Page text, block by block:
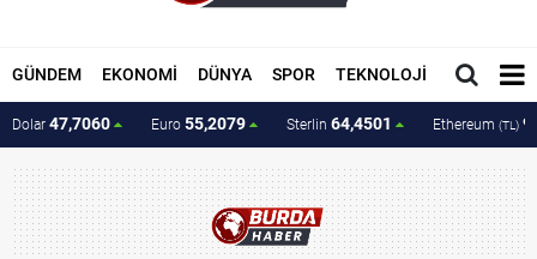
GÜNDEM EKONOMİ DÜNYA SPOR TEKNOLOJİ MAGAZİN
Dolar 47,7060 Euro 55,2079 Sterlin 64,4501 Ethereum (TL)